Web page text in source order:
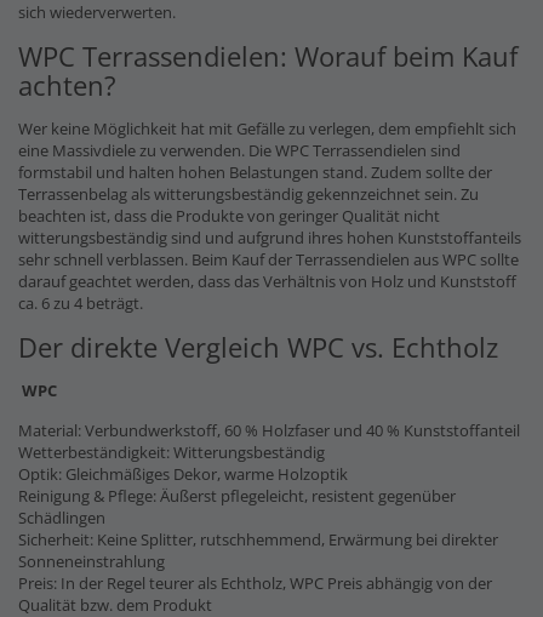
sich wiederverwerten.
WPC Terrassendielen: Worauf beim Kauf
achten?
Wer keine Möglichkeit hat mit Gefälle zu verlegen, dem empfiehlt sich
eine Massivdiele zu verwenden. Die WPC Terrassendielen sind
formstabil und halten hohen Belastungen stand. Zudem sollte der
Terrassenbelag als witterungsbeständig gekennzeichnet sein. Zu
beachten ist, dass die Produkte von geringer Qualität nicht
witterungsbeständig sind und aufgrund ihres hohen Kunststoffanteils
sehr schnell verblassen. Beim Kauf der Terrassendielen aus WPC sollte
darauf geachtet werden, dass das Verhältnis von Holz und Kunststoff
ca. 6 zu 4 beträgt.
Der direkte Vergleich WPC vs. Echtholz
WPC
Material: Verbundwerkstoff, 60 % Holzfaser und 40 % Kunststoffanteil
Wetterbeständigkeit: Witterungsbeständig
Optik: Gleichmäßiges Dekor, warme Holzoptik
Reinigung & Pflege: Äußerst pflegeleicht, resistent gegenüber
Schädlingen
Sicherheit: Keine Splitter, rutschhemmend, Erwärmung bei direkter
Sonneneinstrahlung
Preis: In der Regel teurer als Echtholz, WPC Preis abhängig von der
Qualität bzw. dem Produkt